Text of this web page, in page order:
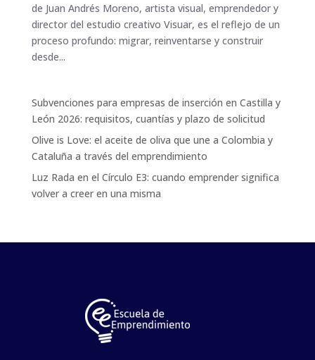
de Juan Andrés Moreno, artista visual, emprendedor y
director del estudio creativo Visuar, es el reflejo de un
proceso profundo: migrar, reinventarse y construir
desde...
Subvenciones para empresas de inserción en Castilla y
León 2026: requisitos, cuantías y plazo de solicitud
Olive is Love: el aceite de oliva que une a Colombia y
Cataluña a través del emprendimiento
Luz Rada en el Círculo E3: cuando emprender significa
volver a creer en una misma